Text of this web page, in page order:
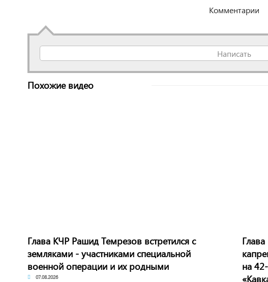
Комментарии
Написать
Похожие видео
Глава КЧР Рашид Темрезов встретился с
земляками - участниками специальной
военной операции и их родными
07.08.2026
на